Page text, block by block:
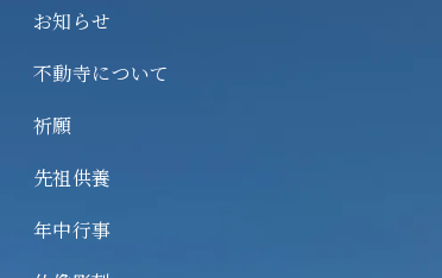
お知らせ
不動寺について
祈願
先祖供養
年中行事